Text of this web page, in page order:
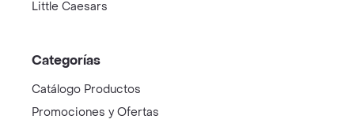
Little Caesars
Categorías
Catálogo Productos
Promociones y Ofertas